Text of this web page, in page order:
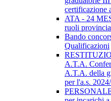
certificazione
ATA - 24
ruoli
Bando
Qualificazioni
A.T.A.
A.T.A. della
per l'a.s.